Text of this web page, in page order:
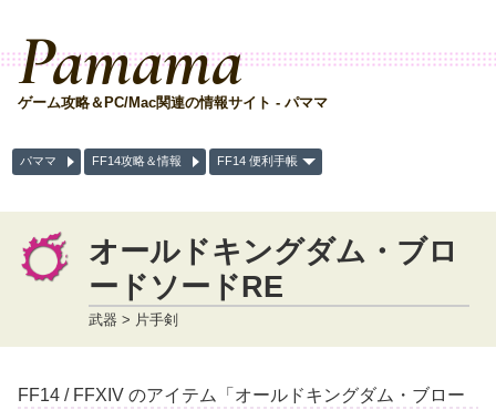
Pamama
ゲーム攻略＆PC/Mac関連の情報サイト - パママ
パママ FF14攻略＆情報 FF14 便利手帳
オールドキングダム・ブロ
ードソードRE
武器 > 片手剣
FF14 / FFXIV のアイテム「オールドキングダム・ブロー